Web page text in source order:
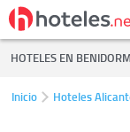
HOTELES EN BENIDORM
Inicio Hoteles